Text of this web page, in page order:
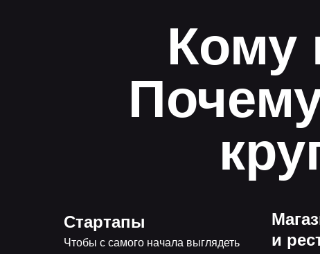
Стартапы
Чтобы с самого начала выглядеть
и
Кому